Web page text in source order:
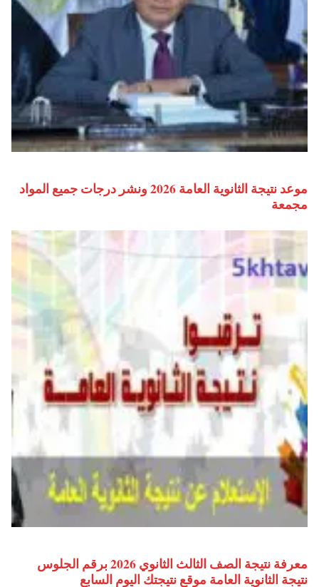
موعد نتيجة الثانوية العامة 2026 ونشر درجات جميع المواد
مجمعة
معرفة نتيجة الصف الثالث الثانوي 2026 برقم الجلوس
نتيجة الثانوية العامة موقع نتيجتك اليوم السابع